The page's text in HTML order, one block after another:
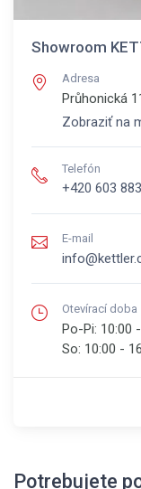
Showroom
Adresa
Průhonická
Zobraziť na
Telefón
+420 603
E-mail
Otevírací doba
Po-Pi: 10:00
So: 10:00 -
Potrebujete